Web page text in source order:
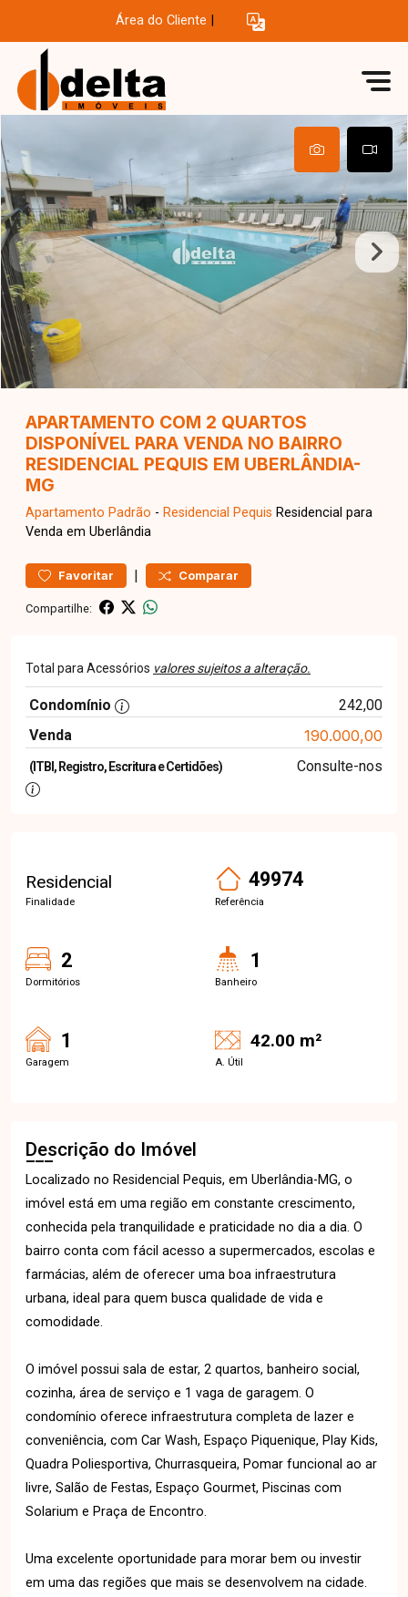
Área do Cliente
APARTAMENTO COM 2 QUARTOS
DISPONÍVEL PARA VENDA NO BAIRRO
RESIDENCIAL PEQUIS EM UBERLÂNDIA-
MG
Apartamento Padrão - Residencial Pequis Residencial para
Venda em Uberlândia
Favoritar | Comparar
Compartilhe:
Total para Acessórios valores sujeitos a alteração.
Condomínio
242,00
Venda
190.000,00
(ITBI, Registro, Escritura e Certidões) Consulte-nos
Residencial
Finalidade
49974
Referência
2
Dormitórios
1
Banheiro
1
Garagem
42.00 m²
A. Útil
Descrição do Imóvel
Localizado no Residencial Pequis, em Uberlândia-MG, o
imóvel está em uma região em constante crescimento,
conhecida pela tranquilidade e praticidade no dia a dia. O
bairro conta com fácil acesso a supermercados, escolas e
farmácias, além de oferecer uma boa infraestrutura
urbana, ideal para quem busca qualidade de vida e
comodidade.
O imóvel possui sala de estar, 2 quartos, banheiro social,
cozinha, área de serviço e 1 vaga de garagem. O
condomínio oferece infraestrutura completa de lazer e
conveniência, com Car Wash, Espaço Piquenique, Play Kids,
Quadra Poliesportiva, Churrasqueira, Pomar funcional ao ar
livre, Salão de Festas, Espaço Gourmet, Piscinas com
Solarium e Praça de Encontro.
Uma excelente oportunidade para morar bem ou investir
em uma das regiões que mais se desenvolvem na cidade.